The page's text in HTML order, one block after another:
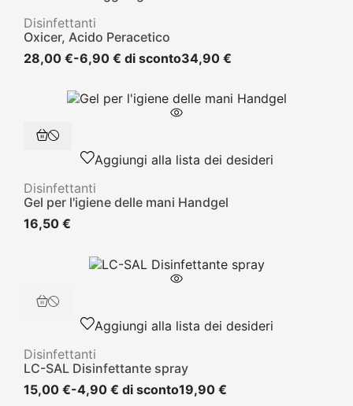
Disinfettanti
Oxicer, Acido Peracetico
28,00 €-6,90 € di sconto34,90 €
Aggiungi alla lista dei desideri
Disinfettanti
Gel per l'igiene delle mani Handgel
16,50 €
Aggiungi alla lista dei desideri
Disinfettanti
LC-SAL Disinfettante spray
15,00 €-4,90 € di sconto19,90 €